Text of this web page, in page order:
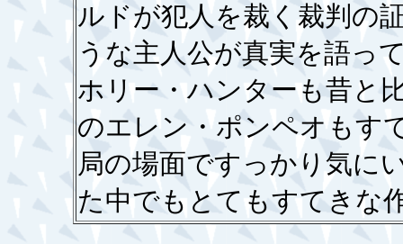
ルドが犯人を裁く裁判の
うな主人公が真実を語っ
ホリー・ハンターも昔と
のエレン・ポンペオもす
局の場面ですっかり気に
た中でもとてもすて